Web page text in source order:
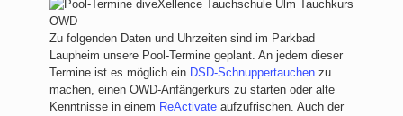
Zu folgenden Daten und Uhrzeiten sind im Parkbad
Laupheim unsere Pool-Termine geplant. An jedem dieser
Termine ist es möglich ein DSD-Schnuppertauchen zu
machen, einen OWD-Anfängerkurs zu starten oder alte
Kenntnisse in einem ReActivate aufzufrischen. Auch der